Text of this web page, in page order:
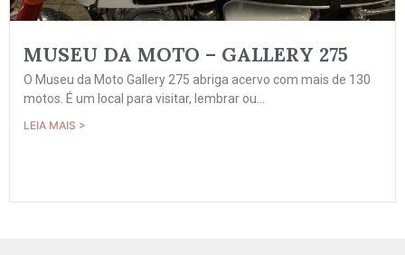
MUSEU DA MOTO – GALLERY 275
O Museu da Moto Gallery 275 abriga acervo com mais de 130
motos. É um local para visitar, lembrar ou...
LEIA MAIS >